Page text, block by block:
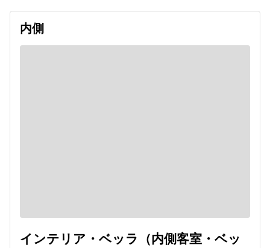
内側
インテリア・ベッラ（内側客室・ベッ